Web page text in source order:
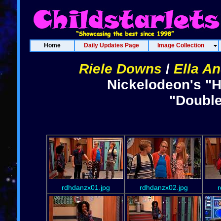
Home Daily Updates Page Image Collection
Riele Downs / Ella
Nickelodeon's
rdhdanzx01.jpg rdhdanzx02.jpg